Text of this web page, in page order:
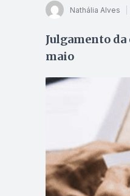
Nathália Alves
Julgamento
maio